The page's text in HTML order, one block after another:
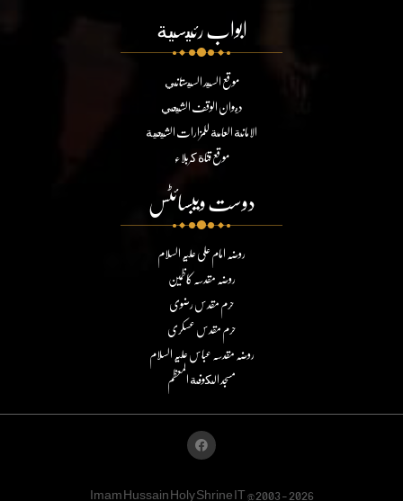
ابواب رئيسية
موقع السيد السيستاني
ديوان الوقف الشيعي
الامانة العامة للمزارات الشيعية
موقع قناة كربلاء
دوست ویبسائٹس
روضہ امام علی علیہ السلام
روضہ مقدسہ کاظمین
حرم مقدس رضوی
حرم مقدس عسکری
روضہ مقدسہ عباس علیہ السلام
مسجد الكوفة المعظم
Imam Hussain Holy Shrine IT @2003 - 2026